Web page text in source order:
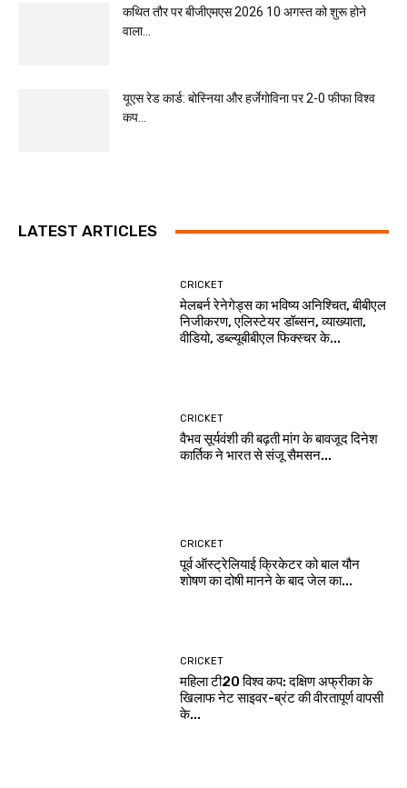
कथित तौर पर बीजीएमएस 2026 10 अगस्त को शुरू होने
वाला...
यूएस रेड कार्ड: बोस्निया और हर्जेगोविना पर 2-0 फीफा विश्व
कप...
LATEST ARTICLES
CRICKET
मेलबर्न रेनेगेड्स का भविष्य अनिश्चित, बीबीएल
निजीकरण, एलिस्टेयर डॉब्सन, व्याख्याता,
वीडियो, डब्ल्यूबीबीएल फिक्स्चर के...
CRICKET
वैभव सूर्यवंशी की बढ़ती मांग के बावजूद दिनेश
कार्तिक ने भारत से संजू सैमसन...
CRICKET
पूर्व ऑस्ट्रेलियाई क्रिकेटर को बाल यौन
शोषण का दोषी मानने के बाद जेल का...
CRICKET
महिला टी20 विश्व कप: दक्षिण अफ्रीका के
खिलाफ नेट साइवर-ब्रंट की वीरतापूर्ण वापसी
के...